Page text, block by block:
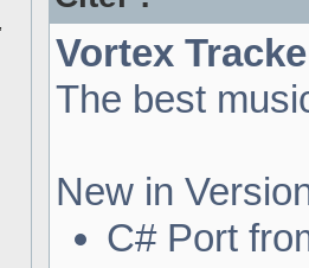
Vortex
The best
New in
C# Port